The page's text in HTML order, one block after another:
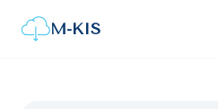
M-KIS